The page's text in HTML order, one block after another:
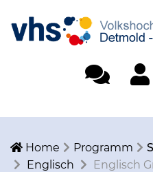
Home Programm
Englisch
Englisch